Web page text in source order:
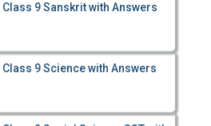
9 Sanskrit with Answers
9 Science with Answers